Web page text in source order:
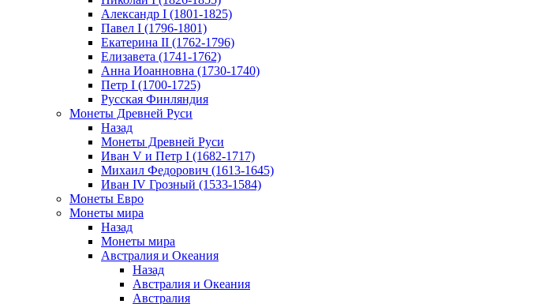
Александр I (1801-1825)
Павел I (1796-1801)
Екатерина II (1762-1796)
Елизавета (1741-1762)
Анна Иоанновна (1730-1740)
Петр I (1700-1725)
Русская Финляндия
Монеты Древней Руси
Назад
Монеты Древней Руси
Иван V и Петр I (1682-1717)
Михаил Федорович (1613-1645)
Иван IV Грозный (1533-1584)
Монеты Евро
Монеты мира
Назад
Монеты мира
Австралия и Океания
Назад
Австралия и Океания
Австралия